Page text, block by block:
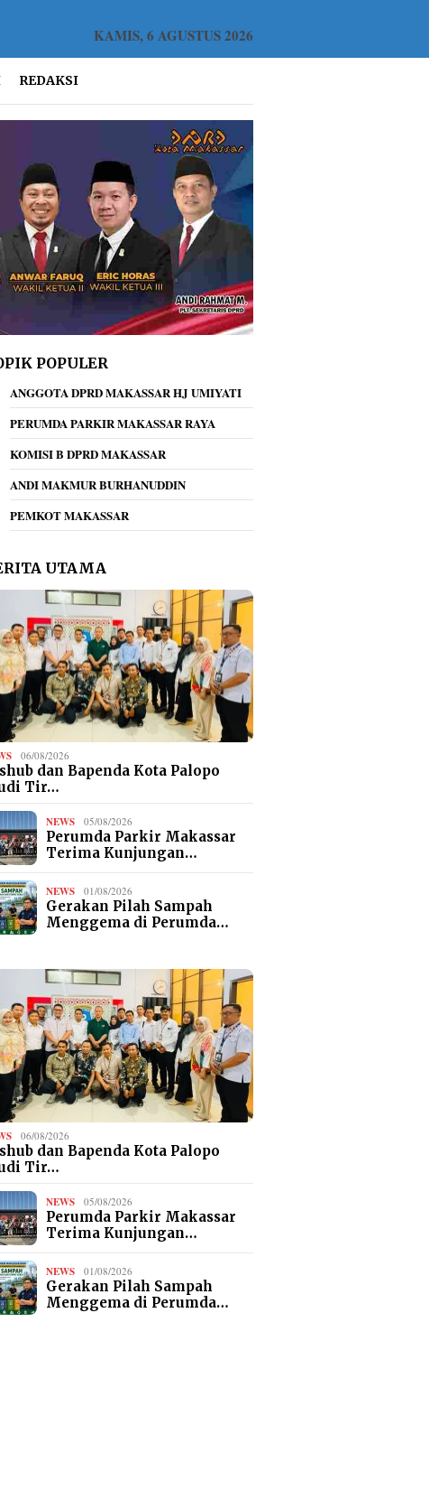
KAMIS, 6 AGUSTUS 2026
REDAKSI
POPULER
ANGGOTA DPRD MAKASSAR HJ UMIYATI
PERUMDA PARKIR MAKASSAR RAYA
KOMISI B DPRD MAKASSAR
ANDI MAKMUR BURHANUDDIN
PEMKOT MAKASSAR
UTAMA
06/08/2026
dan Bapenda Kota Palopo
Tir…
NEWS 05/08/2026
Perumda Parkir Makassar
Terima Kunjungan…
NEWS 01/08/2026
Gerakan Pilah Sampah
Menggema di Perumda…
06/08/2026
dan Bapenda Kota Palopo
Tir…
NEWS 05/08/2026
Perumda Parkir Makassar
Terima Kunjungan…
NEWS 01/08/2026
Gerakan Pilah Sampah
Menggema di Perumda…